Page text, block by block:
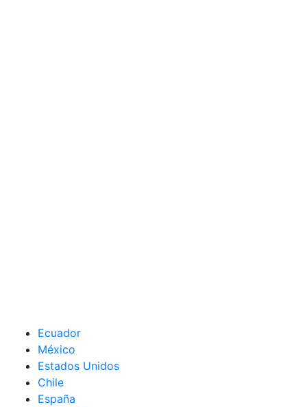
Ecuador
México
Estados Unidos
Chile
España